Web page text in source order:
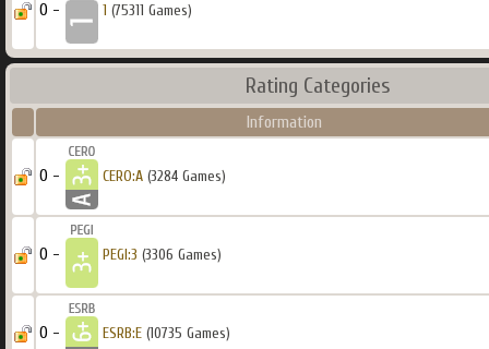
0 - 1 (75311 Games)
Rating Categories
Information
0 - CERO:A (3284 Games)
0 - PEGI:3 (3306 Games)
0 - ESRB:E (10735 Games)